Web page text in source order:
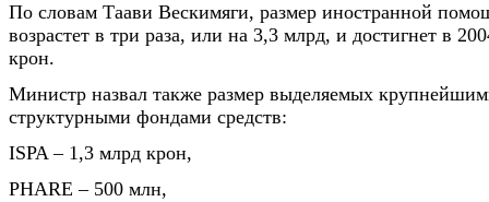
По словам Таави Вескимяги, размер иностранной
возрастет в три раза, или на 3,3 млрд, и достигнет в
крон.
Министр назвал также размер выделяемых
структурными фондами средств:
ISPA – 1,3 млрд крон,
PHARE – 500 млн,